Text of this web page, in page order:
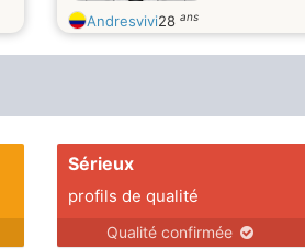
Andresvivi28 ans
Sérieux
profils de qualité
Qualité confirmée